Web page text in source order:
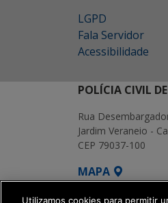
LGPD
Fala Servidor
Acessibilidade
POLÍCIA CIVIL
Rua
Jardim Veraneio -
CEP 79037-100
MAPA
SETDIG |
Utilizamos cookies para permitir